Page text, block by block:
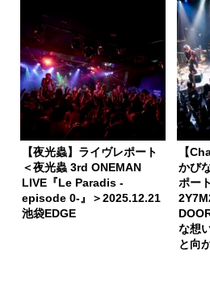
【夜光蟲】ライヴレポート
＜夜光蟲 3rd ONEMAN
LIVE『Le Paradis -
episode 0-』＞2025.12.21
池袋EDGE
【
かび
ポー
な想
と向